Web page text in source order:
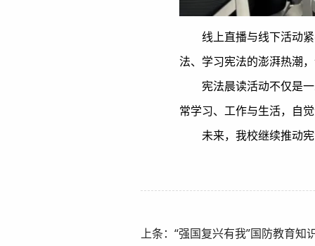
线上直播与线下活动
法、学习宪法的澎湃热潮
宪法晨读活动不仅是
常学习、工作与生活，自
未来，我校继续推动
上条：“强国复兴有我”国防教育